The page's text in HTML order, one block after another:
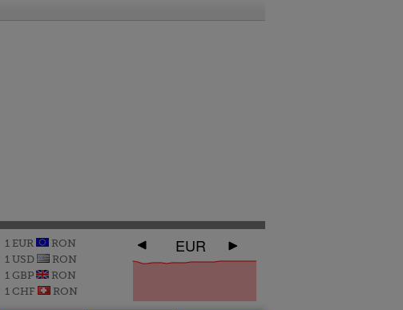
1 EUR
RON
1 USD
RON
1 GBP
RON
1 CHF
RON
EUR